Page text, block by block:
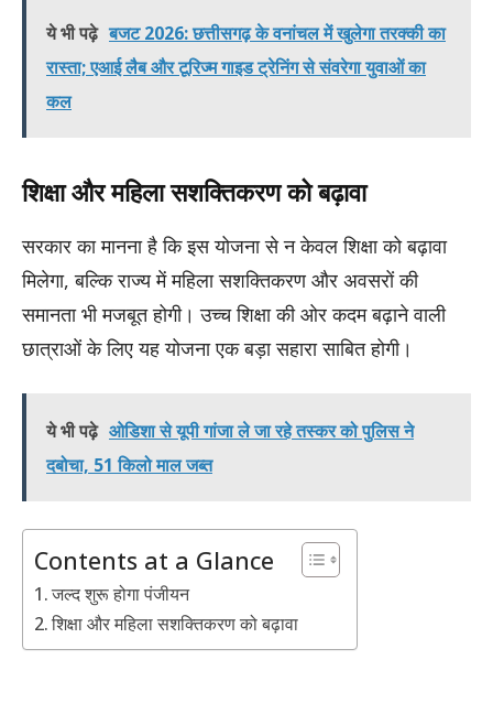
ये भी पढ़े बजट 2026: छत्तीसगढ़ के वनांचल में खुलेगा तरक्की का
रास्ता; एआई लैब और टूरिज्म गाइड ट्रेनिंग से संवरेगा युवाओं का
कल
शिक्षा और महिला सशक्तिकरण को बढ़ावा
सरकार का मानना है कि इस योजना से न केवल शिक्षा को बढ़ावा
मिलेगा, बल्कि राज्य में महिला सशक्तिकरण और अवसरों की
समानता भी मजबूत होगी। उच्च शिक्षा की ओर कदम बढ़ाने वाली
छात्राओं के लिए यह योजना एक बड़ा सहारा साबित होगी।
ये भी पढ़े ओडिशा से यूपी गांजा ले जा रहे तस्कर को पुलिस ने
दबोचा, 51 किलो माल जब्त
Contents at a Glance
जल्द शुरू होगा पंजीयन
शिक्षा और महिला सशक्तिकरण को बढ़ावा